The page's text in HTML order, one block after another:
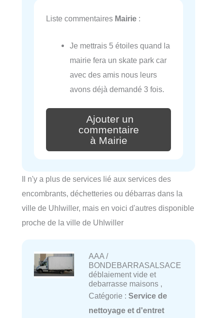
Liste commentaires Mairie :
Je mettrais 5 étoiles quand la
mairie fera un skate park car
avec des amis nous leurs
avons déjà demandé 3 fois.
Ajouter un
commentaire
à Mairie
Il n'y a plus de services lié aux services des
encombrants, déchetteries ou débarras dans la
ville de Uhlwiller, mais en voici d'autres disponible
proche de la ville de Uhlwiller
AAA /
BONDEBARRASALSACE
déblaiement vide et
debarrasse maisons ,
Catégorie : Service de
nettoyage et d'entret